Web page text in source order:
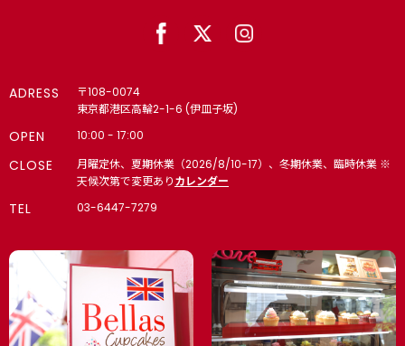
【法人向け】🎁 パーティー 4,000円以上で冷凍配送無料（8
ーキ 4,000円以上で冷凍配送無料（8月末まで）
6・7・8月の様々なシーンに
🌞 夏 4,000円以上で冷凍配送無料（8月末まで）
【法人向け】🏢内定式（10月1日｜10月上旬）・同期会・同窓
🎁 入学・卒業｜入園・卒園｜スポーツ・背番号｜お祝い・ギフ
🍼 赤ちゃんのお祝い｜ジェンダー リビール・ベビーシャワ
ー 4,000円以上で冷凍配送無料（8月末まで）
ADRESS
〒108-0074
東京都港区高輪2-1-6 (伊皿子坂)
OPEN 10:00 - 17:00
CLOSE
月曜定休、夏期休業（2026/8/10-17）、冬期休業、臨時休業 ※
天候次第で変更ありカレンダー
TEL 03-6447-7279